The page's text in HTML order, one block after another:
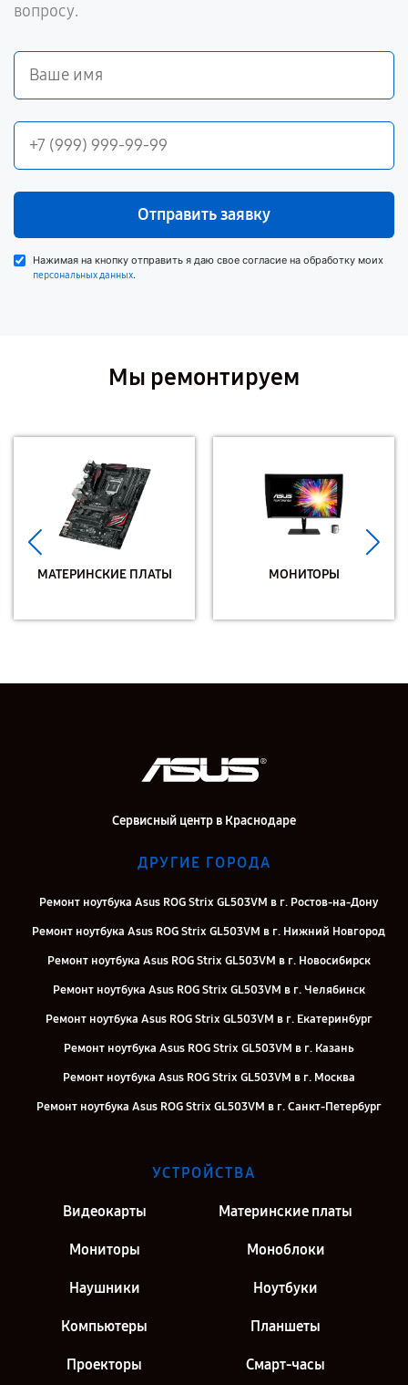
вопросу.
Отправить заявку
Нажимая на кнопку отправить я даю свое согласие на обработку моих
персональных данных.
Мы ремонтируем
МАТЕРИНСКИЕ ПЛАТЫ МОНИТОРЫ
Сервисный центр в Краснодаре
ДРУГИЕ ГОРОДА
Ремонт ноутбука Asus ROG Strix GL503VM в г. Ростов-на-Дону
Ремонт ноутбука Asus ROG Strix GL503VM в г. Нижний Новгород
Ремонт ноутбука Asus ROG Strix GL503VM в г. Новосибирск
Ремонт ноутбука Asus ROG Strix GL503VM в г. Челябинск
Ремонт ноутбука Asus ROG Strix GL503VM в г. Екатеринбург
Ремонт ноутбука Asus ROG Strix GL503VM в г. Казань
Ремонт ноутбука Asus ROG Strix GL503VM в г. Москва
Ремонт ноутбука Asus ROG Strix GL503VM в г. Санкт-Петербург
УСТРОЙСТВА
Видеокарты Материнские платы
Мониторы Моноблоки
Наушники Ноутбуки
Компьютеры Планшеты
Проекторы Смарт-часы